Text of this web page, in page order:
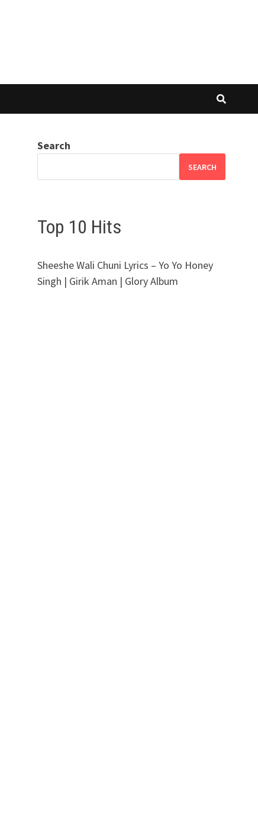
Search
SEARCH
Top 10 Hits
Sheeshe Wali Chuni Lyrics – Yo Yo Honey
Singh | Girik Aman | Glory Album